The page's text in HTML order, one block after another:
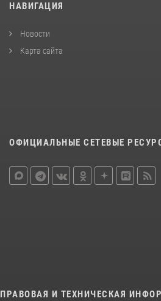
НАВИГАЦИЯ
Новости
Карта сайта
ОФИЦИАЛЬНЫЕ СЕТЕВЫЕ
ПРАВОВАЯ И ТЕХНИЧЕСКАЯ